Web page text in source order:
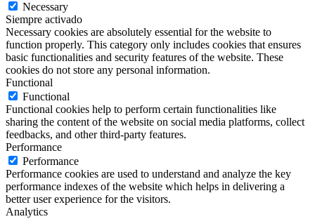
Necessary
Siempre activado
Necessary cookies are absolutely essential for the website to
function properly. This category only includes cookies that ensures
basic functionalities and security features of the website. These
cookies do not store any personal information.
Functional
Functional
Functional cookies help to perform certain functionalities like
sharing the content of the website on social media platforms, collect
feedbacks, and other third-party features.
Performance
Performance
Performance cookies are used to understand and analyze the key
performance indexes of the website which helps in delivering a
better user experience for the visitors.
Analytics